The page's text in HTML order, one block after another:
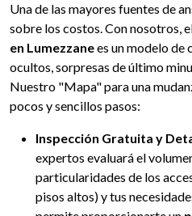
Una de las mayores fuentes de
sobre los costos. Con nosotros,
en Lumezzanees un modelo de
ocultos, sorpresas de último
Nuestro "Mapa" para una
pocos y sencillos pasos:
Inspección Gratuita y
expertos evaluará el
particularidades de los
pisos altos) y tus